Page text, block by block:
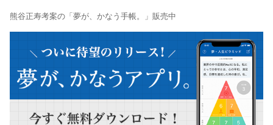
熊谷正寿考案の「夢が、かなう手帳。」販売中